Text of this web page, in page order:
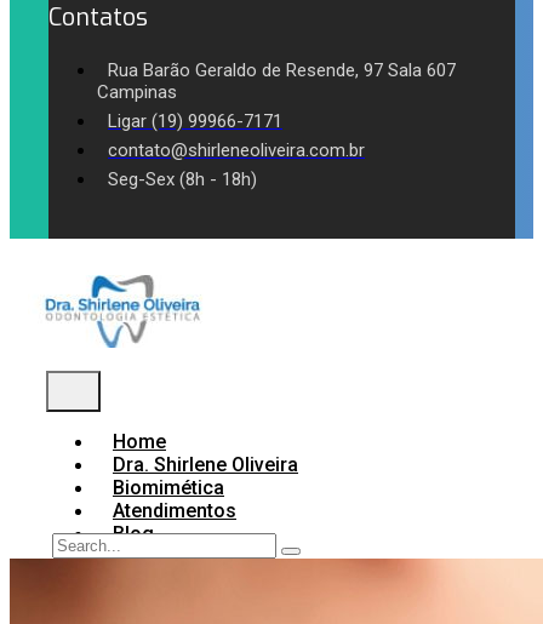
Contatos
Rua Barão Geraldo de Resende, 97 Sala 607
Campinas
Ligar (19) 99966-7171
contato@shirleneoliveira.com.br
Seg-Sex (8h - 18h)
Home
Dra. Shirlene Oliveira
Biomimética
Atendimentos
Blog
Contato